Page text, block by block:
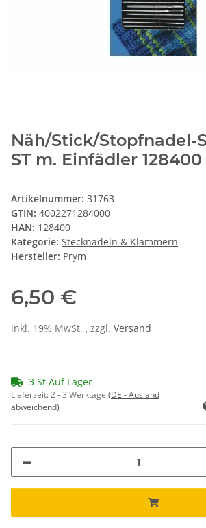
Näh/Stick/Stopfnadel-
ST m. Einfädler 128400
Artikelnummer: 31763
GTIN: 4002271284000
HAN: 128400
Kategorie: Stecknadeln & Klammern
Hersteller: Prym
6,50 €
inkl. 19% MwSt. , zzgl. Versand
3 St Auf Lager
Lieferzeit:2 - 3 Werktage (DE - Ausland
abweichend)